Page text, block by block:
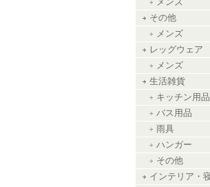
メンズ
その他
メンズ
レッグウェア
メンズ
生活雑貨
キッチン用品
バス用品
雨具
ハンガー
その他
インテリア・